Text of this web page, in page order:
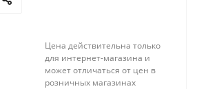
Цена действительна только
для интернет-магазина и
может отличаться от цен в
розничных магазинах